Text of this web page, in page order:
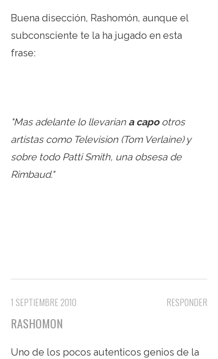
Buena disección, Rashomón, aunque el
subconsciente te la ha jugado en esta
frase:
"Mas adelante lo llevarian a capootros
artistas como Television (Tom Verlaine) y
sobre todo Patti Smith, una obsesa de
Rimbaud."
RESPONDER
1 SEPTIEMBRE 2010
RASHOMON
Uno de los pocos autenticos genios de la